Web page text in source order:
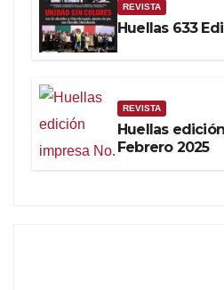
REVISTA
Huellas 633
REVISTA
Huellas
Febrero 2025